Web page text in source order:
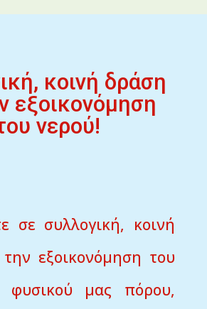
κοινή δράση
εξοικονόμηση
νερού!
σε συλλογική, κοινή
εξοικονόμηση του
φυσικού μας πόρου,